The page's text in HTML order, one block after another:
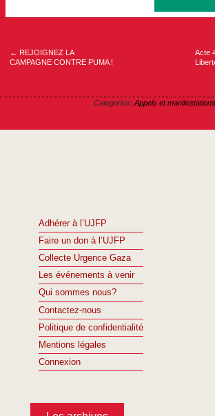
Navigation
← REJOIGNEZ LA
CAMPAGNE CONTRE PUMA !
Acte
Categories: Appels et manifestations
Adhérer à l’UJFP
Faire un don à l’UJFP
Collecte Urgence Gaza
Les événements à venir
Qui sommes nous?
Contactez-nous
Politique de confidentialité
Mentions légales
Connexion